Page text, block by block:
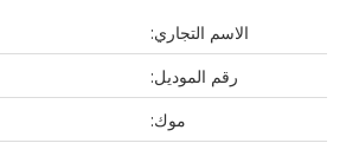
الاسم التجاري:
رقم الموديل:
موك: